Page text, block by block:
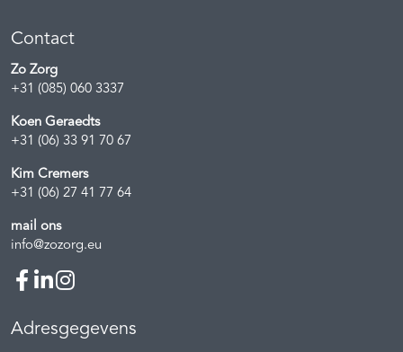
Contact
Zo Zorg
+31 (085) 060 3337
Koen Geraedts
+31 (06) 33 91 70 67
Kim Cremers
+31 (06) 27 41 77 64
mail ons
info@zozorg.eu
Adresgegevens